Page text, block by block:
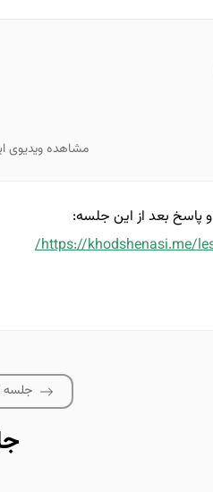
مشاهده ویدیوی
بعد از این جلسه:
https://khodshenasi.me/
جلسه